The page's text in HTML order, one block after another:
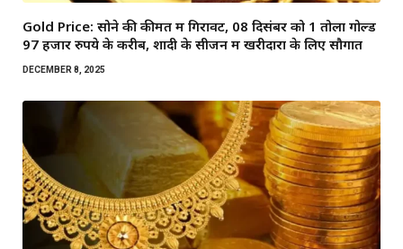
Gold Price: सोने की कीमत में गिरावट, 08 दिसंबर को 1 तोला गोल्ड
97 हजार रुपये के करीब, शादी के सीजन में खरीदारों के लिए सौगात
DECEMBER 8, 2025